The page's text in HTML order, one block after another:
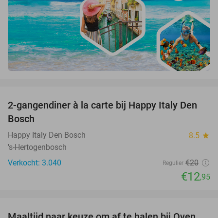
35%
2-gangendiner à la carte bij Happy Italy Den
Bosch
Happy Italy Den Bosch 8.5 star
's-Hertogenbosch
Verkocht: 3.040
Regulier €20
€12,95